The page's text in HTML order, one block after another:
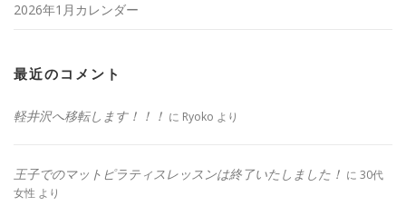
2026年1月カレンダー
最近のコメント
軽井沢へ移転します！！！ に Ryoko より
王子でのマットピラティスレッスンは終了いたしました！ に 30代
女性 より